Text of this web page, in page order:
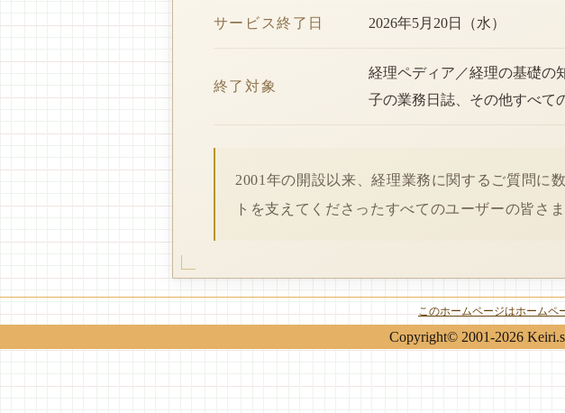
サービス終了日 2026年5月20日（水）
終了対象
経理ペディア／経理の基礎の
子の業務日誌、その他すべて
2001年の開設以来、経理業務に関するご質問に
トを支えてくださったすべてのユーザーの皆さ
このホームページはホームペ
Copyright© 2001-2026